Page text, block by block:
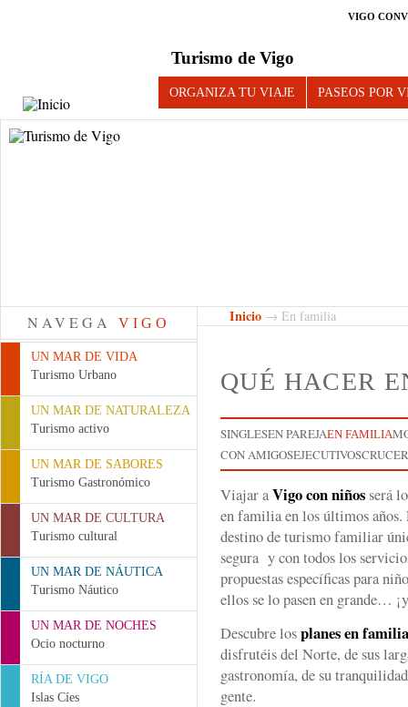
VIGO
Turismo de Vigo
ORGANIZA TU VIAJE PASEOS POR
NAVEGA VIGO
UN MAR DE VIDA
Turismo Urbano
UN MAR DE NATURALEZA
Turismo activo
UN MAR DE SABORES
Turismo Gastronómico
UN MAR DE CULTURA
Turismo cultural
UN MAR DE NÁUTICA
Turismo Náutico
UN MAR DE NOCHES
Ocio nocturno
RÍA DE VIGO
Islas Cíes
Inicio → En familia
QUÉ HACER
SINGLESEN PAREJAEN FAMILIA
CON AMIGOSEJECUTIVOS
Viajar aVigo con niños será
en familia en los últimos
destino de turismo familiar
segura y con todos los
propuestas específicas para
ellos se lo pasen en grande…
Descubre losplanes en familia
disfrutéis del Norte, de sus
gastronomía, de su
gente.